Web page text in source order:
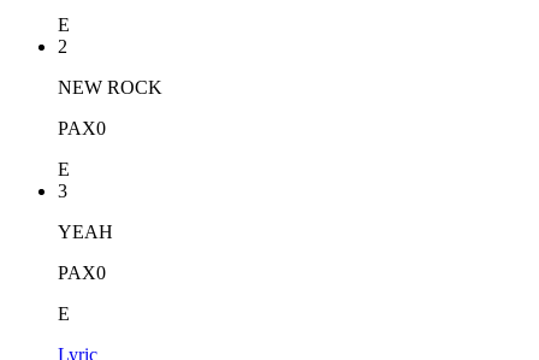
E
2
NEW ROCK
PAX0
E
3
YEAH
PAX0
E
Lyric